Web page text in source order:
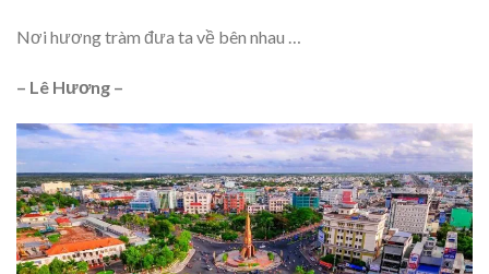
Nơi hương tràm đưa ta về bên nhau …
– Lê Hương –